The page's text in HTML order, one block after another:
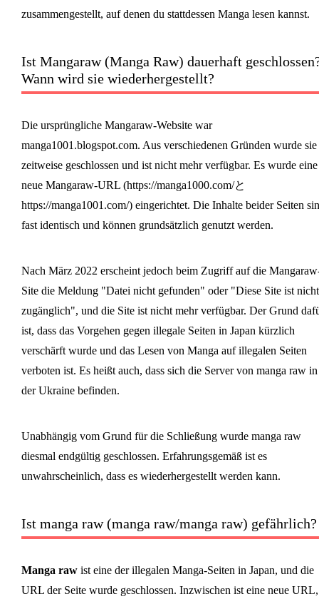
zusammengestellt, auf denen du stattdessen Manga lesen kannst.
Ist Mangaraw (Manga Raw) dauerhaft
Wann wird sie wiederhergestellt?
Die ursprüngliche Mangaraw-Website war
manga1001.blogspot.com. Aus verschiedenen Gründen wurde sie
zeitweise geschlossen und ist nicht mehr verfügbar. Es wurde eine
neue Mangaraw-URL (https://manga1000.com/と
https://manga1001.com/) eingerichtet. Die Inhalte beider Seiten
fast identisch und können grundsätzlich genutzt werden.
Nach März 2022 erscheint jedoch beim Zugriff auf die
Site die Meldung "Datei nicht gefunden" oder "Diese Site ist nicht
zugänglich", und die Site ist nicht mehr verfügbar. Der Grund
ist, dass das Vorgehen gegen illegale Seiten in Japan kürzlich
verschärft wurde und das Lesen von Manga auf illegalen Seiten
verboten ist. Es heißt auch, dass sich die Server von manga raw in
der Ukraine befinden.
Unabhängig vom Grund für die Schließung wurde manga raw
diesmal endgültig geschlossen. Erfahrungsgemäß ist es
unwahrscheinlich, dass es wiederhergestellt werden kann.
Ist manga raw (manga raw/manga raw) gefährlich?
Manga rawist eine der illegalen Manga-Seiten in Japan, und die
URL der Seite wurde geschlossen. Inzwischen ist eine neue URL,